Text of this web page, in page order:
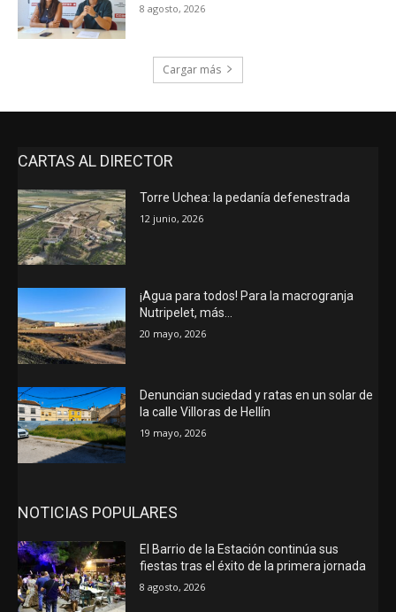
8 agosto, 2026
Cargar más
CARTAS AL DIRECTOR
Torre Uchea: la pedanía defenestrada
12 junio, 2026
¡Agua para todos! Para la macrogranja
Nutripelet, más…
20 mayo, 2026
Denuncian suciedad y ratas en un solar de
la calle Villoras de Hellín
19 mayo, 2026
NOTICIAS POPULARES
El Barrio de la Estación continúa sus
fiestas tras el éxito de la primera jornada
8 agosto, 2026